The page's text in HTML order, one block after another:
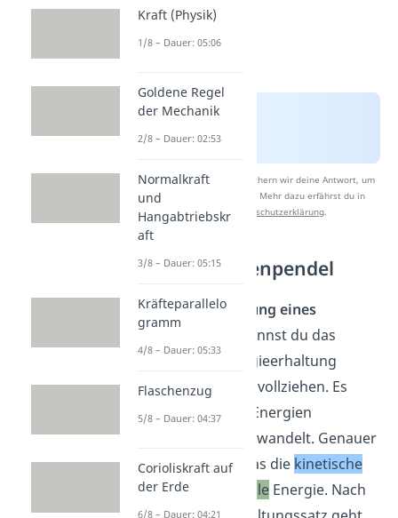
Nach Beantwortung speichern wir deine Antwort, um
Studyflix zu verbessern. Mehr dazu erfährst du in
unserer
Datenschutzerklärung.
Beispiel Fadenpendel
Bei derSchwingung eines
Fadenpendels
kannst du das
Prinzip der Energieerhaltung
anschaulich nachvollziehen. Es
werden laufend Energien
ineinander umgewandelt. Genauer
gesagt betrifft das die kinetische
und die
potenzielleEnergie. Nach
Kraft (Physik)
1/8 – Dauer: 05:06
Goldene Regel
der Mechanik
2/8 – Dauer: 02:53
Normalkraft
und
Hangabtriebskr
aft
3/8 – Dauer: 05:15
Kräfteparallelo
gramm
4/8 – Dauer: 05:33
Flaschenzug
5/8 – Dauer: 04:37
Corioliskraft auf
der Erde
6/8 – Dauer: 04:21